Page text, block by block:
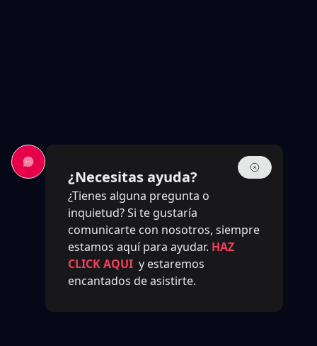
¿Necesitas ayuda?
¿Tienes alguna pregunta o
inquietud? Si te gustaría
comunicarte con nosotros, siempre
estamos aquí para ayudar. HAZ
CLICK AQUI y estaremos
encantados de asistirte.